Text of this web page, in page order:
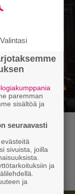
Cruisen
Cruisen
Valintasi
paremman
sisältöä ja
seuraavasti
sivuista, joilla
ja
ja